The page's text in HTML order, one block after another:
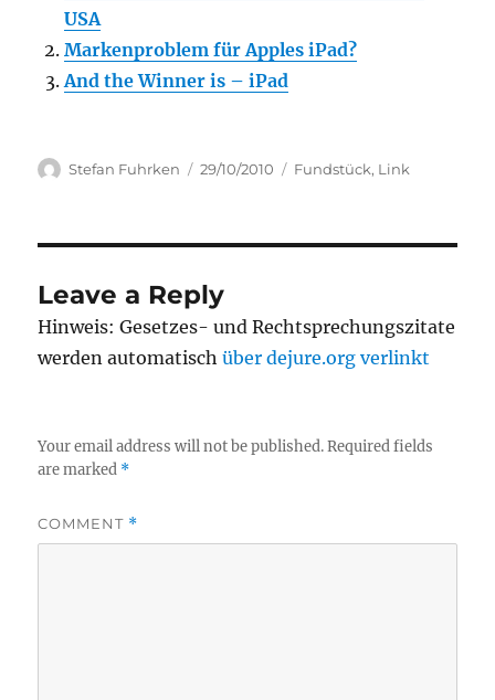
USA
Markenproblem für Apples iPad?
And the Winner is – iPad
Author
Stefan Fuhrken
Posted
29/10/2010 Categories
Fundstück, Link
Leave a Reply
Hinweis: Gesetzes- und Rechtsprechungszitate
werden automatischüber dejure.org verlinkt
Your email address will not be published. Required fields
are marked *
COMMENT *